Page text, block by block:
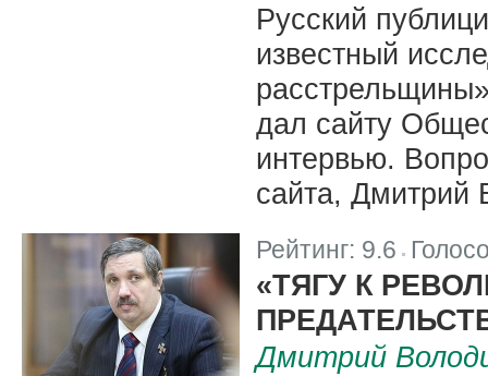
Русский
известный
дал сайту
интервью.
сайта, Дмитрий
Рейтинг: 9.6 |
«ТЯГУ К
Дмитрий